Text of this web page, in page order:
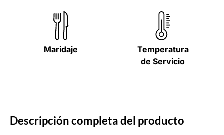
Maridaje
Temperatura
de Servicio
Descripción completa del producto